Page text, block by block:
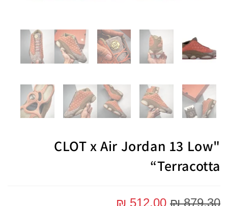
"CLOT x Air Jordan 13 Low
“Terracotta
₪879.30
₪ 512.00